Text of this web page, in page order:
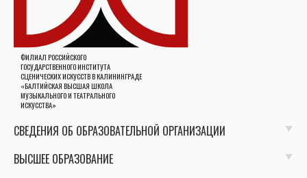
ФИЛИАЛ РОССИЙСКОГО
ГОСУДАРСТВЕННОГО ИНСТИТУТА
СЦЕНИЧЕСКИХ ИСКУССТВ В КАЛИНИНГРАДЕ
«БАЛТИЙСКАЯ ВЫСШАЯ ШКОЛА
МУЗЫКАЛЬНОГО И ТЕАТРАЛЬНОГО
ИСКУССТВА»
СВЕДЕНИЯ ОБ ОБРАЗОВАТЕЛЬНОЙ ОРГАНИЗАЦИИ
ВЫСШЕЕ ОБРАЗОВАНИЕ